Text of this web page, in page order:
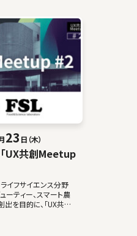
UX共創Meetup
23 日（木）
イフサイエンス分野
ューティー、スマート農
を目的に、「UX共創